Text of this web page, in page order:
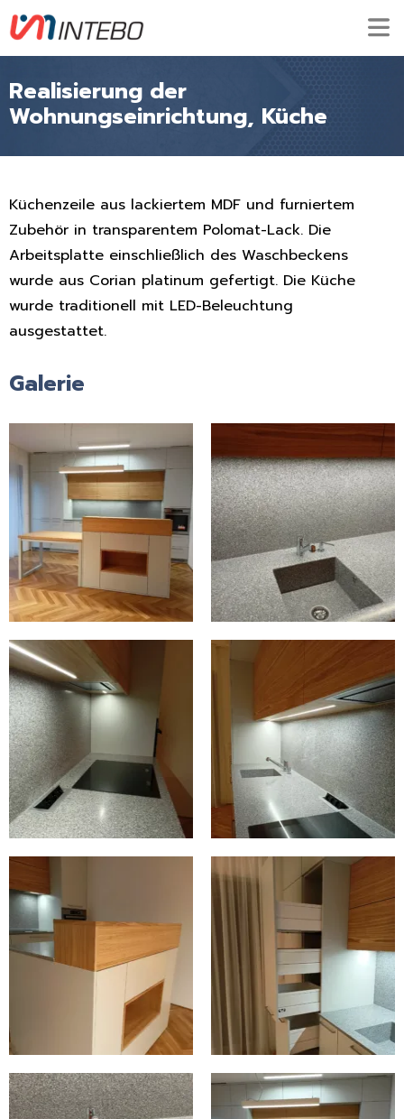
Realisierung der
Wohnungseinrichtung, Küche
Küchenzeile aus lackiertem MDF und furniertem
Zubehör in transparentem Polomat-Lack. Die
Arbeitsplatte einschließlich des Waschbeckens
wurde aus Corian platinum gefertigt. Die Küche
wurde traditionell mit LED-Beleuchtung
ausgestattet.
Galerie